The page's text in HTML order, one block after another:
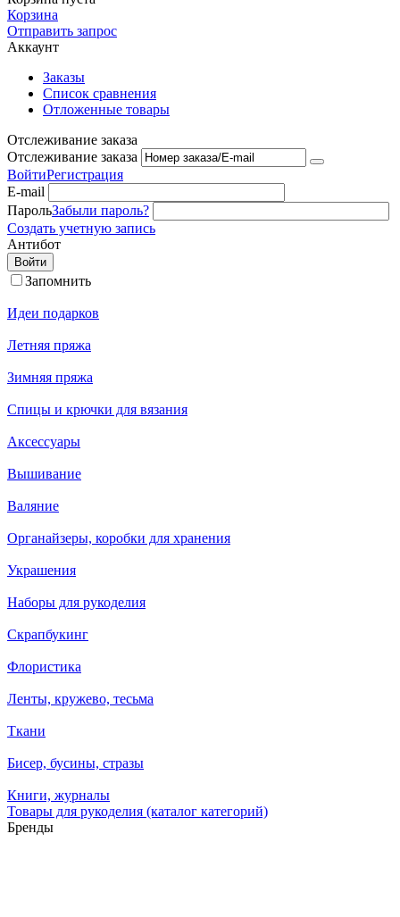
Корзина
Отправить запрос
Аккаунт
Заказы
Список сравнения
Отложенные товары
Отслеживание заказа
Отслеживание заказа
ВойтиРегистрация
E-mail
ПарольЗабыли пароль?
Создать учетную запись
Антибот
Войти
Запомнить
Идеи подарков
Летняя пряжа
Зимняя пряжа
Спицы и крючки для вязания
Аксессуары
Вышивание
Валяние
Органайзеры, коробки для хранения
Украшения
Наборы для рукоделия
Скрапбукинг
Флористика
Ленты, кружево, тесьма
Ткани
Бисер, бусины, стразы
Книги, журналы
Товары для рукоделия (каталог категорий)
Бренды